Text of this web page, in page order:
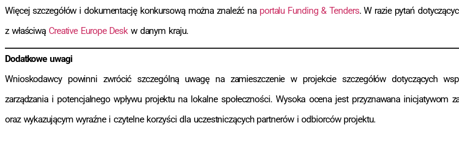
Więcej szczegółów i dokumentację konkursową można znaleźć na portalu Funding & Tenders. W razie pytań
z właściwą Creative Europe Deskw danym kraju.
Dodatkowe uwagi
Wnioskodawcy powinni zwrócić szczególną uwagę na zamieszczenie w projekcie szczegółów dotyczących
zarządzania i potencjalnego wpływu projektu na lokalne społeczności. Wysoka ocena jest przyznawana inicjatywom
oraz wykazującym wyraźne i czytelne korzyści dla uczestniczących partnerów i odbiorców projektu.